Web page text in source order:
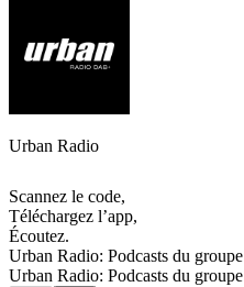
Urban Radio
Scannez le code,
Téléchargez l’app,
Écoutez.
Urban Radio: Podcasts du groupe
Urban Radio: Podcasts du groupe